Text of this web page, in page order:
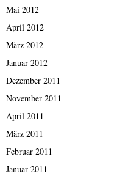
Mai 2012
April 2012
März 2012
Januar 2012
Dezember 2011
November 2011
April 2011
März 2011
Februar 2011
Januar 2011